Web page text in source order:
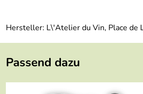
Hersteller: L\'Atelier du Vin, Place de
Passend dazu